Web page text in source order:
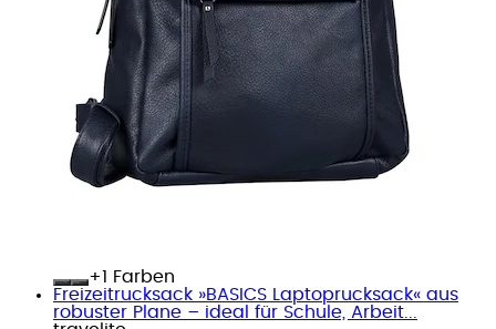
+
Farben
Freizeitrucksack »BASICS Laptoprucksack« aus
robuster Plane – ideal für Schule, Arbeit...